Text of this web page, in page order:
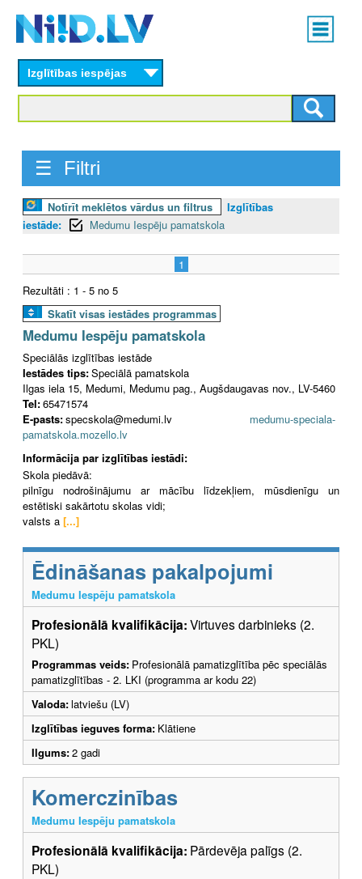
content
Main
menu
Izglītības iespējas
☰ Filtri
Notīrīt meklētos vārdus un filtrus
Izglītības
iestāde:
Medumu Iespēju pamatskola
1
Rezultāti : 1 - 5 no 5
Skatīt visas iestādes programmas
Medumu Iespēju pamatskola
Speciālās izglītības iestāde
Iestādes tips:Speciālā pamatskola
Ilgas iela 15, Medumi, Medumu pag., Augšdaugavas nov., LV-5460
Tel:65471574
E-pasts:specskola@medumi.lv medumu-speciala-
pamatskola.mozello.lv
Informācija par izglītības iestādi:
Skola piedāvā:
pilnīgu nodrošinājumu ar mācību līdzekļiem, mūsdienīgu un
estētiski sakārtotu skolas vidi;
valsts a [...]
Ēdināšanas pakalpojumi
Medumu Iespēju pamatskola
Profesionālā kvalifikācija:Virtuves darbinieks (2.
PKL)
Programmas veids: Profesionālā pamatizglītība pēc speciālās
pamatizglītības - 2. LKI (programma ar kodu 22)
Valoda:latviešu (LV)
Izglītības ieguves forma: Klātiene
Ilgums:2 gadi
Komerczinības
Medumu Iespēju pamatskola
Profesionālā kvalifikācija: Pārdevēja palīgs (2.
PKL)